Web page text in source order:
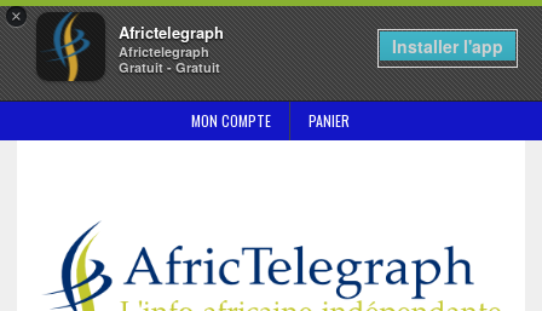
×
Africtelegraph
Africtelegraph
Gratuit - Gratuit
Installer l'app
MON COMPTE PANIER